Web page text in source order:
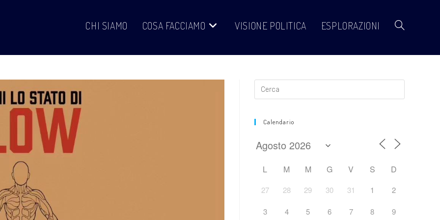
CHI SIAMO COSA FACCIAMO VISIONE POLITICA ESPLORAZIONI Attiva/disattiva
sul
sito
Calendario
L M M G V S D
27 28 29 30 31 1 2
3 4 5 6 7 8 9